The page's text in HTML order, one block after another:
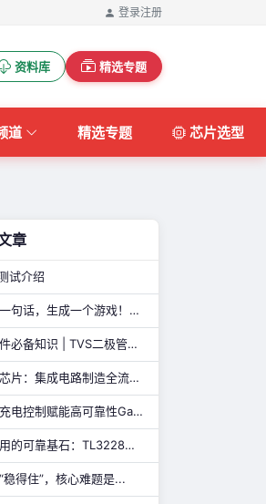
登录注册
资料库 精选专题
道 精选专题 芯片选型
章
试介绍
开源了！一句话，生成一个游戏！这个AI游戏机，太好玩了
电子元器件必备知识 | TVS二极管的定义、原理、类型和应用优势
从硅片到芯片：集成电路制造全流程解析
智能自举充电控制赋能高可靠性GaN驱动，纳芯微推出110V半桥驱动芯片NSD2123
物联网应用的可靠基石：TL3228内置的硬件安全模块（HSM）详解
稳得住”，核心难题是...